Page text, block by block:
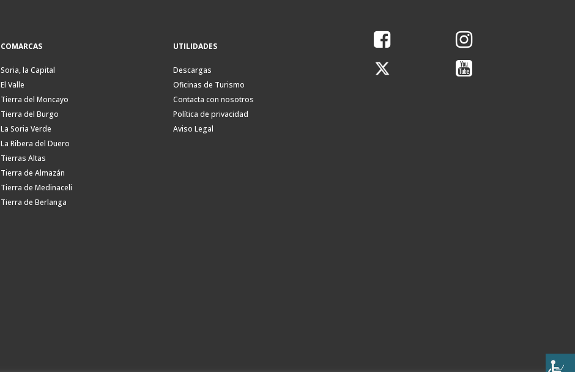
COMARCAS
Soria, la Capital
El Valle
Tierra del Moncayo
Tierra del Burgo
La Soria Verde
La Ribera del Duero
Tierras Altas
Tierra de Almazán
Tierra de Medinaceli
Tierra de Berlanga
UTILIDADES
Descargas
Oficinas de Turismo
Contacta con nosotros
Política de privacidad
Aviso Legal